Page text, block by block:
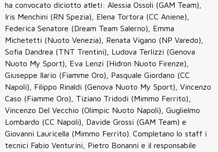
ha convocato diciotto atleti: Alessia Ossoli (GAM Team),
Iris Menchini (RN Spezia), Elena Tortora (CC Aniene),
Federica Senatore (Dream Team Salerno), Emma
Michetetti (Nuoto Venezia), Renata Vigano (NP Varedo),
Sofia Dandrea (TNT Trentini), Ludova Terlizzi (Genova
Nuoto My Sport), Eva Lenzi (Hidron Nuoto Firenze),
Giuseppe Ilario (Fiamme Oro), Pasquale Giordano (CC
Napoli), Filippo Rinaldi (Genova Nuoto My Sport), Vincenzo
Caso (Fiamme Oro), Tiziano Tridodi (Mimmo Ferrito),
Vincenzo Del Vecchio (Olimpic Nuoto Napoli), Guglielmo
Lombardo (CC Napoli), Davide Grossi (GAM Team) e
Giovanni Lauricella (Mimmo Ferrito). Completano lo staff i
tecnici Fabio Venturini, Pietro Bonanni e il responsabile